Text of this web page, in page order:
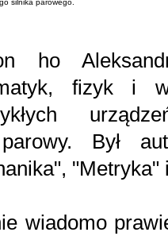
silnika parowego.
ho
fizyk i
Był
"Metryka"
wiadomo